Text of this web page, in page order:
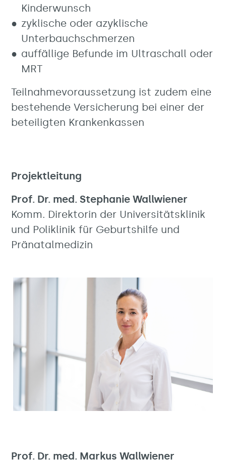
Kinderwunsch
zyklische oder azyklische
Unterbauchschmerzen
auffällige Befunde im Ultraschall oder
MRT
Teilnahmevoraussetzung ist zudem eine
bestehende Versicherung bei einer der
beteiligten Krankenkassen
Projektleitung
Prof. Dr. med. Stephanie Wallwiener
Komm. Direktorin der Universitätsklinik
und Poliklinik für Geburtshilfe und
Pränatalmedizin
Prof. Dr. med. Markus Wallwiener